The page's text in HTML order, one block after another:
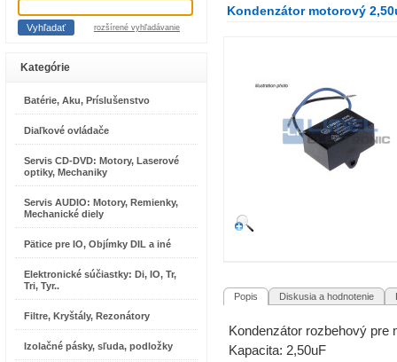
rozšírené vyhľadávanie
Kategórie
Batérie, Aku, Príslušenstvo
Diaľkové ovládače
Servis CD-DVD: Motory, Laserové
optiky, Mechaniky
Servis AUDIO: Motory, Remienky,
Mechanické diely
Pätice pre IO, Objímky DIL a iné
Elektronické súčiastky: Di, IO, Tr,
Tri, Tyr..
Filtre, Kryštály, Rezonátory
Izolačné pásky, sľuda, podložky
Kondenzátor motorový
Popis Diskusia a hodnotenie
Kondenzátor rozbehový pre
Kapacita: 2,50uF